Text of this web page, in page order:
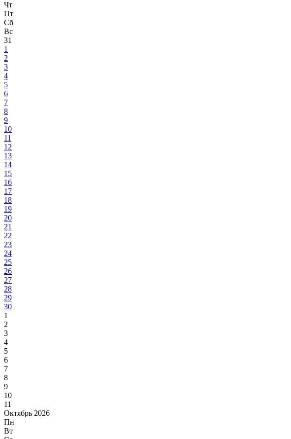
Чт
Пт
Сб
Вс
31
1
2
3
4
5
6
7
8
9
10
11
12
13
14
15
16
17
18
19
20
21
22
23
24
25
26
27
28
29
30
1
2
3
4
5
6
7
8
9
10
11
Октябрь 2026
Пн
Вт